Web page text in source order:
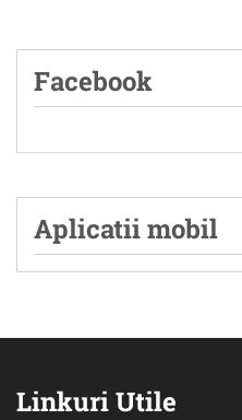
Facebook
Aplicatii mobil
Linkuri Utile